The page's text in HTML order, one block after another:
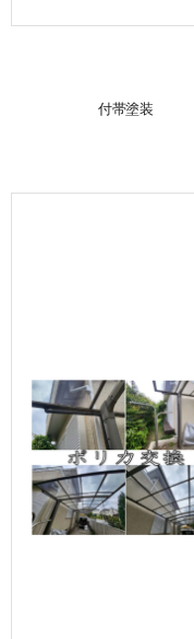
付帯塗装